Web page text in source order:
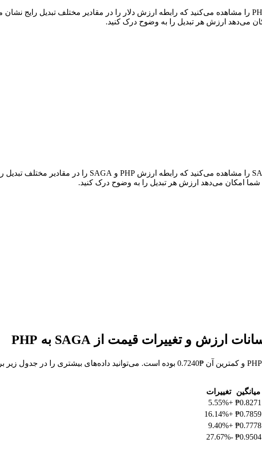
میانگین
تغییرات
₱0.8271
+5.55%
₱0.7859
+16.14%
₱0.7778
+9.40%
₱0.9504
-27.67%